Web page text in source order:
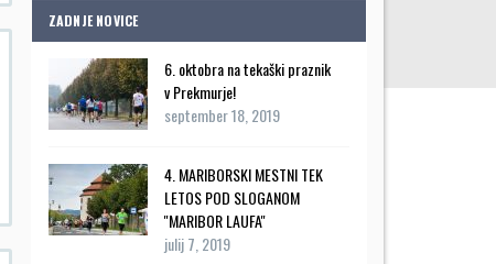
ZADNJE NOVICE
6. oktobra na tekaški praznik
v Prekmurje!
september 18, 2019
4. MARIBORSKI MESTNI TEK
LETOS POD SLOGANOM
''MARIBOR LAUFA''
julij 7, 2019